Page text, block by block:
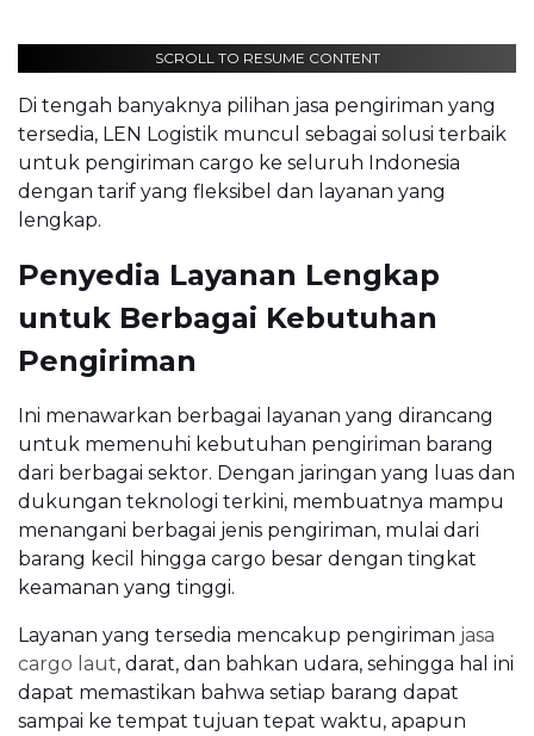
SCROLL TO RESUME CONTENT
Di tengah banyaknya pilihan jasa pengiriman yang
tersedia, LEN Logistik muncul sebagai solusi terbaik
untuk pengiriman cargo ke seluruh Indonesia
dengan tarif yang fleksibel dan layanan yang
lengkap.
Penyedia Layanan Lengkap
untuk Berbagai Kebutuhan
Pengiriman
Ini menawarkan berbagai layanan yang dirancang
untuk memenuhi kebutuhan pengiriman barang
dari berbagai sektor. Dengan jaringan yang luas dan
dukungan teknologi terkini, membuatnya mampu
menangani berbagai jenis pengiriman, mulai dari
barang kecil hingga cargo besar dengan tingkat
keamanan yang tinggi.
Layanan yang tersedia mencakup pengiriman jasa
cargo laut, darat, dan bahkan udara, sehingga hal ini
dapat memastikan bahwa setiap barang dapat
sampai ke tempat tujuan tepat waktu, apapun